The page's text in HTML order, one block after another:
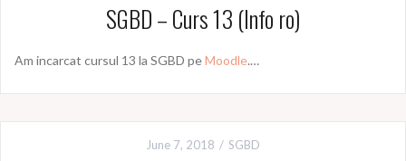
SGBD – Curs 13 (Info ro)
Am incarcat cursul 13 la SGBD peMoodle.…
June 7, 2018 SGBD